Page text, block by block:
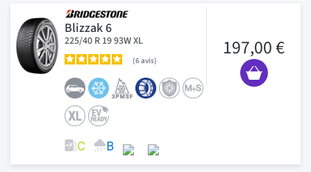
Blizzak 6
225/40 R 19 93W XL
6avis
197,00 €